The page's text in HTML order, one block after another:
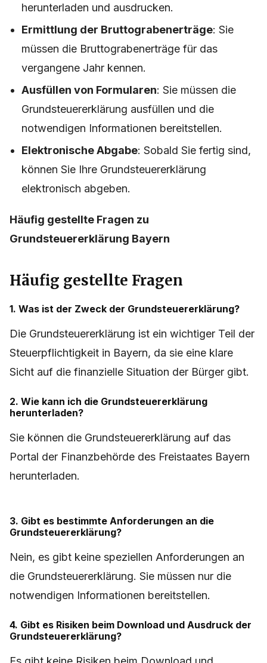
herunterladen und ausdrucken.
Ermittlung der Bruttograbenerträge: Sie
müssen die Bruttograbenerträge für das
vergangene Jahr kennen.
Ausfüllen von Formularen: Sie müssen die
Grundsteuererklärung ausfüllen und die
notwendigen Informationen bereitstellen.
Elektronische Abgabe: Sobald Sie fertig sind,
können Sie Ihre Grundsteuererklärung
elektronisch abgeben.
Häufig gestellte Fragen zu
Grundsteuererklärung Bayern
Häufig gestellte Fragen
1. Was ist der Zweck der Grundsteuererklärung?
Die Grundsteuererklärung ist ein wichtiger Teil der
Steuerpflichtigkeit in Bayern, da sie eine klare
Sicht auf die finanzielle Situation der Bürger gibt.
2. Wie kann ich die Grundsteuererklärung
herunterladen?
Sie können die Grundsteuererklärung auf das
Portal der Finanzbehörde des Freistaates Bayern
herunterladen.
3. Gibt es bestimmte Anforderungen an die
Grundsteuererklärung?
Nein, es gibt keine speziellen Anforderungen an
die Grundsteuererklärung. Sie müssen nur die
notwendigen Informationen bereitstellen.
4. Gibt es Risiken beim Download und Ausdruck der
Grundsteuererklärung?